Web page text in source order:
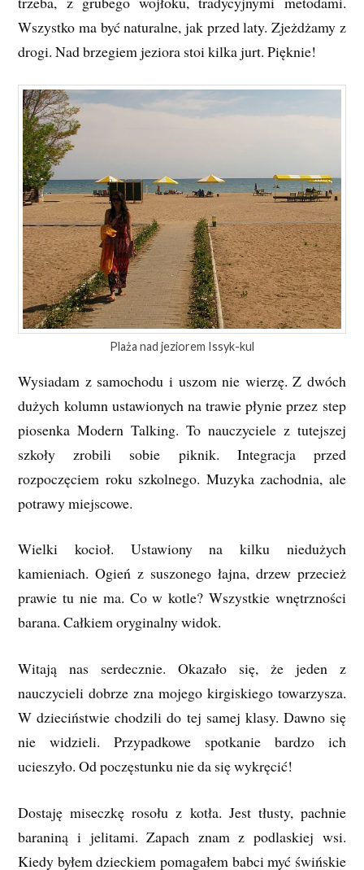
Wszystko ma być naturalne, jak przed laty. Zjeżdżamy z
drogi. Nad brzegiem jeziora stoi kilka jurt. Pięknie!
Plaża nad jeziorem Issyk-kul
Wysiadam z samochodu i uszom nie wierzę. Z dwóch
dużych kolumn ustawionych na trawie płynie przez step
piosenka Modern Talking. To nauczyciele z tutejszej
szkoły zrobili sobie piknik. Integracja przed
rozpoczęciem roku szkolnego. Muzyka zachodnia, ale
potrawy miejscowe.
Wielki kocioł. Ustawiony na kilku niedużych
kamieniach. Ogień z suszonego łajna, drzew przecież
prawie tu nie ma. Co w kotle? Wszystkie wnętrzności
barana. Całkiem oryginalny widok.
Witają nas serdecznie. Okazało się, że jeden z
nauczycieli dobrze zna mojego kirgiskiego towarzysza.
W dzieciństwie chodzili do tej samej klasy. Dawno się
nie widzieli. Przypadkowe spotkanie bardzo ich
ucieszyło. Od poczęstunku nie da się wykręcić!
Dostaję miseczkę rosołu z kotła. Jest tłusty, pachnie
baraniną i jelitami. Zapach znam z podlaskiej wsi.
Kiedy byłem dzieckiem pomagałem babci myć świńskie